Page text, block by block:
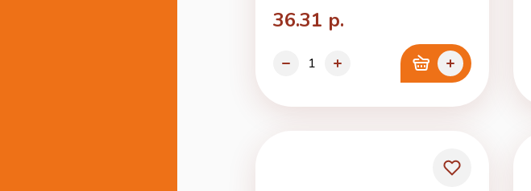
36.31 р.